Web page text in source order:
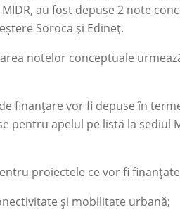
au fost depuse 2 note
Soroca și Edineț.
notelor conceptuale
finanțare vor fi depuse în
pentru apelul pe listă la sediul
proiectele ce vor fi
și mobilitate urbană;